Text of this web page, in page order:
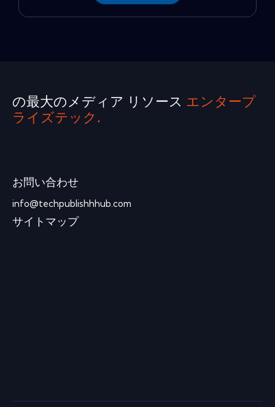
の最大のメディア リソース エンタープ
ライズテック.
お問い合わせ
info@techpublishhhub.com
サイトマップ